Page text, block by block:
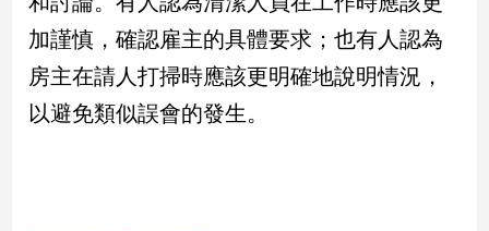
時
尚
追
加謹慎，確認雇主的具體要求；也有人認為
房主在請人打掃時應該更明確地說明情況，
以避免類似誤會的發生。